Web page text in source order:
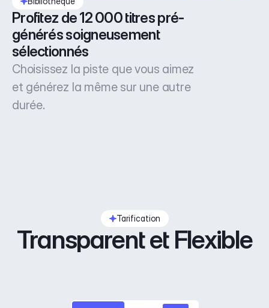
Profitez de 12 000 titres pré-
générés soigneusement
sélectionnés
Choisissez la piste que vous aimez
et générez la même sur une autre
durée.
Tarification
Transparent et Flexible